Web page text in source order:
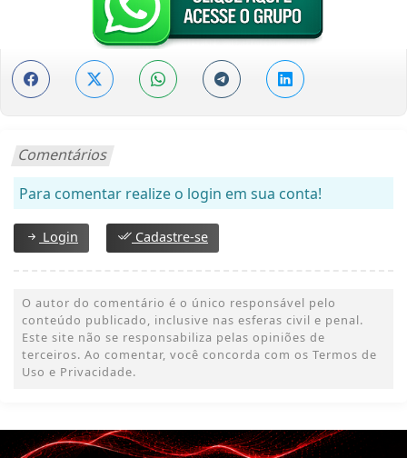
Comentários
Para comentar realize o login em sua conta!
Login Cadastre-se
O autor do comentário é o único responsável pelo
conteúdo publicado, inclusive nas esferas civil e penal.
Este site não se responsabiliza pelas opiniões de
terceiros. Ao comentar, você concorda com os Termos de
Uso e Privacidade.